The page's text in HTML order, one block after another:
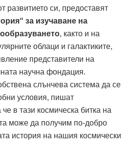
развитието си, предоставят
за изучаване на
, както и на
облаци и галактиките,
представители на
научна фондация.
слънчева система да се
условия, пишат
в тази космическа битка на
може да получим по-добро
история на нашия космически